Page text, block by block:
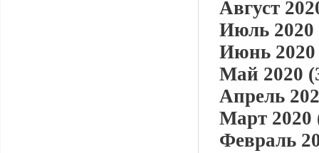
Август
Июль 2020
Июнь 2020
Май 2020
Апрель
Март 2020
Февраль